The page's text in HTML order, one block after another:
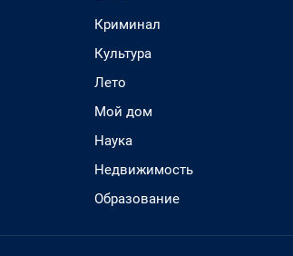
Криминал
Культура
Лето
Мой дом
Наука
Недвижимость
Образование